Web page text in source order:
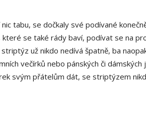
tabu, se dočkaly své podívané
se také rády baví, podívat se na
už nikdo nedívá špatně, ba
večírků nebo pánských či dámských
svým přátelům dát, se striptýzem